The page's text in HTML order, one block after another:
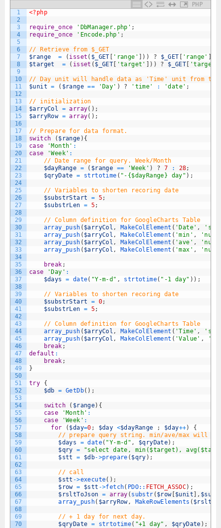
PHP
1
2
3
4
5
6
7
8
9
10
11
12
13
14
15
16
17
18
19
20
21
22
23
24
25
26
27
28
29
30
31
32
33
34
35
36
37
38
39
40
41
42
43
44
45
46
47
48
49
50
51
52
53
54
55
56
57
58
59
60
61
62
63
64
65
66
67
68
69
70
<?php
require_once 'DbManager.php' ;
require_once
'Encode.php' ;
// Retrieve from $_GET
$range
= ( isset ( $_GET [ 'range' ] ) ) ? $_GET [ 'range' ]
$target
= ( isset ( $_GET [ 'target' ] ) ) ? $_GET [ 'target'
// Day unit will handle data as 'Time' unit from
$unit
= ( $range == 'Day' ) ? 'time' : 'date' ;
// initialization
$arryCol
= array( ) ;
$arryRow = array( ) ;
// Prepare for data format.
switch
( $range ) {
case
'Month' :
case
'Week' :
// Date range for query. Week/Month
$dayRange = ( $range == 'Week' ) ? 7 : 28;
$qryDate = strtotime ( "-{$dayRange} day" ) ;
// Variables to shorten recoring date
$substrStart
= 5;
$substrLen = 5;
// Column definition for GoogleCharts Table
array_push ( $arryCol , MakeColElement ( 'Date' ,
array_push ( $arryCol , MakeColElement ( 'min' ,
array_push ( $arryCol , MakeColElement ( 'ave' ,
array_push ( $arryCol , MakeColElement ( 'max' ,
break ;
case
'Day' :
$days
= date( "Y-m-d" , strtotime( "-1 day" ) ) ;
// Variables to shorten recoring date
$substrStart
= 0;
$substrLen = 5;
// Column definition for GoogleCharts Table
array_push ( $arryCol , MakeColElement ( 'Time' ,
array_push ( $arryCol , MakeColElement ( 'Value' ,
break ;
default :
break ;
}
try
{
$db = GetDb( ) ;
switch ( $range) {
case
'Month' :
case
'Week' :
for
( $day=0 ; $day <$dayRange ; $day++)
{
// prepare query string. min/ave/max will
$days
= date( "Y-m-d" , $qryDate) ;
$qry =
"select date, min($target),
$stt
= $db->prepare ( $qry ) ;
// call
$stt ->execute( ) ;
$row = $stt ->fetch( PDO:: FETCH_ASSOC) ;
$rsltToJson = array ( substr ( $row[$unit ] ,
array_push( $arryRow, MakeRowElements (
// + 1 day for next day.
$qryDate = strtotime( "+1 day" , $qryDate ) ;